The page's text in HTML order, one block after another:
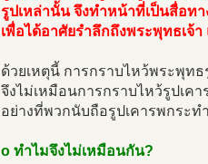
รูปเหล่านั้น จึงทำหน้าที่เป็นสื่อทา
เพื่อได้อาศัยรำลึกถึงพระพุทธเจ้
ด้วยเหตุนี้ การกราบไหว้พระพุทธ
จึงไม่เหมือนการกราบไหว้รูปเคา
อย่างที่พวกนับถือรูปเคารพกระท
o ทำไมจึงไม่เหมือนกัน?